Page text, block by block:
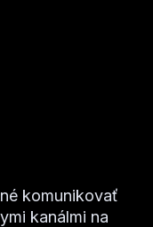
komunikovať
kanálmi na